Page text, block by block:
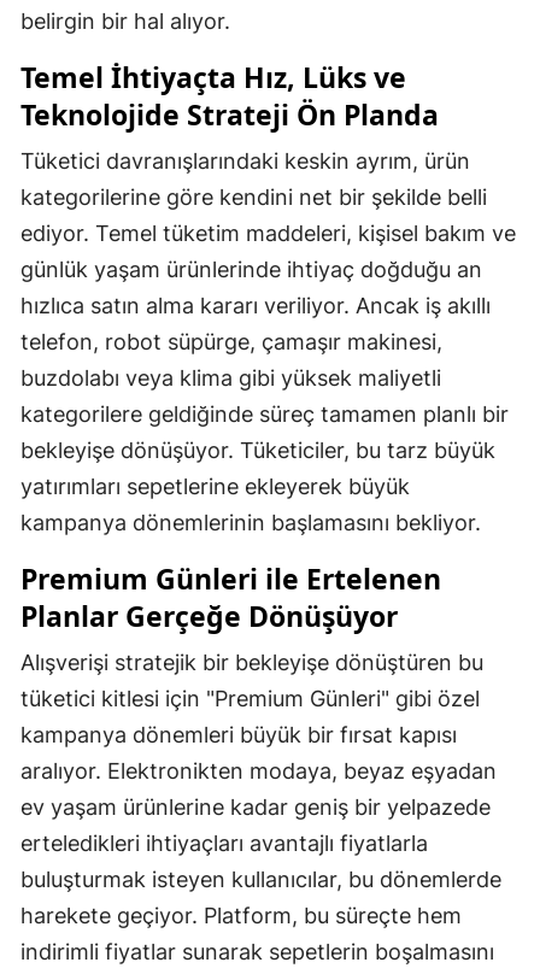
belirgin bir hal alıyor.
Temel İhtiyaçta Hız, Lüks ve
Teknolojide Strateji Ön Planda
Tüketici davranışlarındaki keskin ayrım, ürün
kategorilerine göre kendini net bir şekilde belli
ediyor. Temel tüketim maddeleri, kişisel bakım ve
günlük yaşam ürünlerinde ihtiyaç doğduğu an
hızlıca satın alma kararı veriliyor. Ancak iş akıllı
telefon, robot süpürge, çamaşır makinesi,
buzdolabı veya klima gibi yüksek maliyetli
kategorilere geldiğinde süreç tamamen planlı bir
bekleyişe dönüşüyor. Tüketiciler, bu tarz büyük
yatırımları sepetlerine ekleyerek büyük
kampanya dönemlerinin başlamasını bekliyor.
Premium Günleri ile Ertelenen
Planlar Gerçeğe Dönüşüyor
Alışverişi stratejik bir bekleyişe dönüştüren bu
tüketici kitlesi için "Premium Günleri" gibi özel
kampanya dönemleri büyük bir fırsat kapısı
aralıyor. Elektronikten modaya, beyaz eşyadan
ev yaşam ürünlerine kadar geniş bir yelpazede
erteledikleri ihtiyaçları avantajlı fiyatlarla
buluşturmak isteyen kullanıcılar, bu dönemlerde
harekete geçiyor. Platform, bu süreçte hem
indirimli fiyatlar sunarak sepetlerin boşalmasını